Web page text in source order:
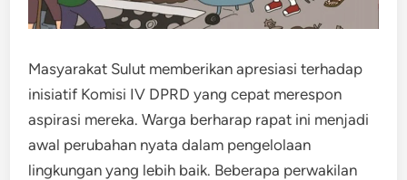
Masyarakat Sulut memberikan apresiasi terhadap
inisiatif Komisi IV DPRD yang cepat merespon
aspirasi mereka. Warga berharap rapat ini menjadi
awal perubahan nyata dalam pengelolaan
lingkungan yang lebih baik. Beberapa perwakilan